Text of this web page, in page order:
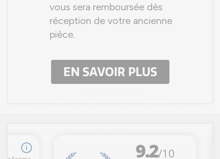
vous sera remboursée dès
réception de votre ancienne
pièce.
EN SAVOIR PLUS